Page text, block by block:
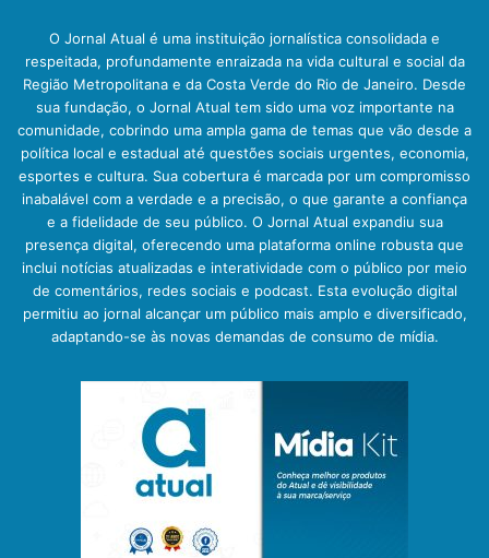
O Jornal Atual é uma instituição jornalística consolidada e
respeitada, profundamente enraizada na vida cultural e social da
Região Metropolitana e da Costa Verde do Rio de Janeiro. Desde
sua fundação, o Jornal Atual tem sido uma voz importante na
comunidade, cobrindo uma ampla gama de temas que vão desde a
política local e estadual até questões sociais urgentes, economia,
esportes e cultura. Sua cobertura é marcada por um compromisso
inabalável com a verdade e a precisão, o que garante a confiança
e a fidelidade de seu público. O Jornal Atual expandiu sua
presença digital, oferecendo uma plataforma online robusta que
inclui notícias atualizadas e interatividade com o público por meio
de comentários, redes sociais e podcast. Esta evolução digital
permitiu ao jornal alcançar um público mais amplo e diversificado,
adaptando-se às novas demandas de consumo de mídia.